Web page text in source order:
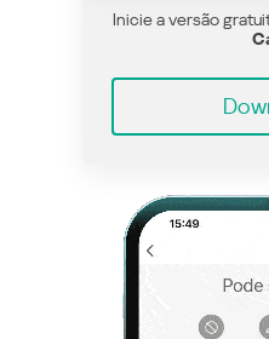
Inicie a versão